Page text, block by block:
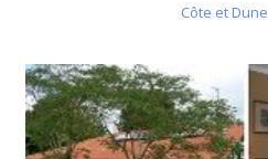
Côte et Dune